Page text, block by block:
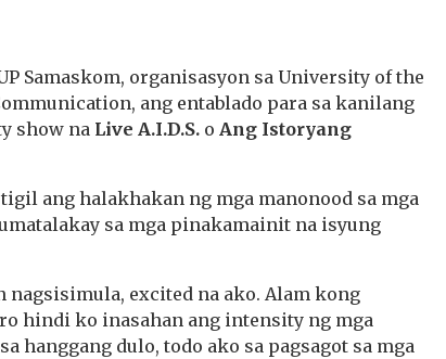
Samaskom, organisasyon sa University of the
ang entablado para sa kanilang
show na Live A.I.D.S. o Ang Istoryang
ang halakhakan ng mga manonood sa mga
sa mga pinakamainit na isyung
nagsisimula, excited na ako. Alam kong
hindi ko inasahan ang intensity ng mga
hanggang dulo, todo ako sa pagsagot sa mga